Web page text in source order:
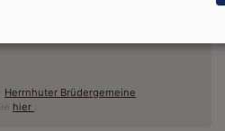
suchet, so werdet ihr
Herrnhuter Brüdergemeine
hier .